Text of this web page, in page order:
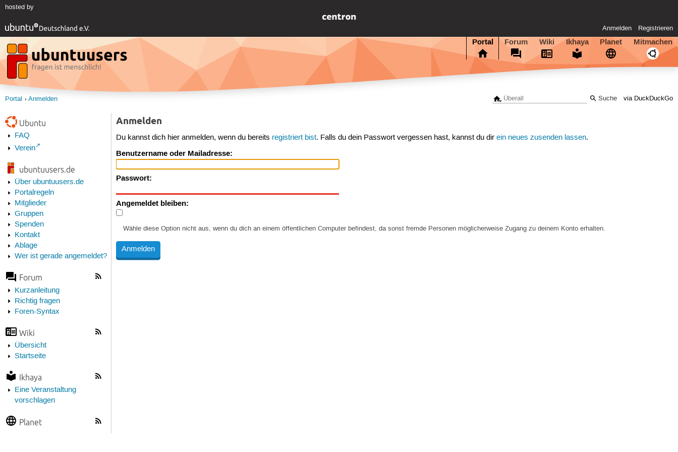
hosted by
Anmelden Registrieren
Portal Forum Wiki Ikhaya Planet Mitmachen
via DuckDuckGo
Portal Anmelden
Ubuntu
FAQ
Verein
ubuntuusers.de
Über ubuntuusers.de
Portalregeln
Mitglieder
Gruppen
Spenden
Kontakt
Ablage
Wer ist gerade angemeldet?
Forum
Kurzanleitung
Richtig fragen
Foren-Syntax
Wiki
Übersicht
Startseite
Ikhaya
Eine Veranstaltung
vorschlagen
Planet
Anmelden
Du kannst dich hier anmelden, wenn du bereits registriert bist. Falls du dein Passwort vergessen hast, kannst du direin neues zusenden lassen.
Benutzername oder Mailadresse:
Passwort:
Angemeldet bleiben:
Wähle diese Option nicht aus, wenn du dich an einem öffentlichen Computer befindest, da sonst fremde Personen möglicherweise Zugang zu deinem Konto erhalten.